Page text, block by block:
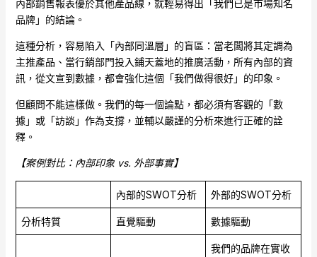
內部銷售報表優於其他產品線，就輕易得出「我們已是市場知名
品牌」的結論。
這種分析，容易陷入「內部同溫層」的盲區：當老闆將其定調為
主推產品、當行銷部門投入鋪天蓋地的推廣活動，所有內部的資
訊，從文宣到數據，都會強化這個「我們做得很好」的印象。
但顧問不能這樣做。我們的每一個論點，都必須有客觀的「數
據」或「訪談」作為支撐，並輔以嚴謹的分析來進行正確的詮
釋。
【案例對比：內部印象 vs. 外部事實】
內部的SWOT分析 外部的SWOT分析
分析特質 直覺驅動 數據驅動
我們的品牌在實收